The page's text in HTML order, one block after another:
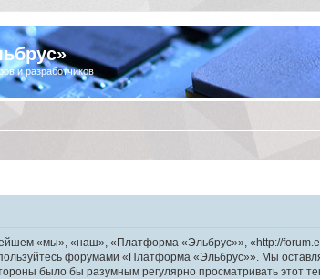
и разработчиков
«мы», «наш», «Платформа «Эльбрус»», «http://
форумами «Платформа «Эльбрус»». Мы
было бы разумным регулярно просматривать этот